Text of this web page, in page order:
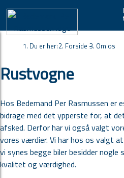
Du er her: Forside - Om os
Rustvogne
Hos Bedemand Per Rasmussen er
bidrage med det ypperste for, at
afsked. Derfor har vi også valgt
vores værdier. Vi har hos os valgt
vi synes begge biler besidder nogle
kvalitet og værdighed.